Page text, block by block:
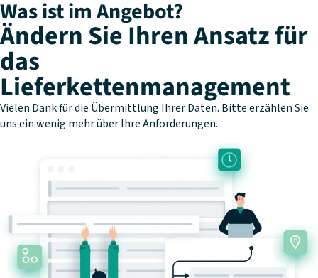
Was ist im Angebot?
Ändern Sie Ihren Ansatz für
das
Lieferkettenmanagement
Vielen Dank für die Übermittlung Ihrer Daten. Bitte erzählen Sie
uns ein wenig mehr über Ihre Anforderungen...